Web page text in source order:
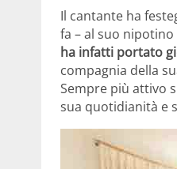
Il cantante ha
fa – al suo
ha infatti portato
compagnia della
Sempre più attivo
sua quotidianità e